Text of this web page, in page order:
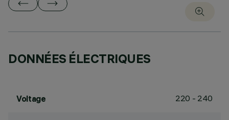
DONNÉES ÉLECTRIQUES
Voltage 220 - 240